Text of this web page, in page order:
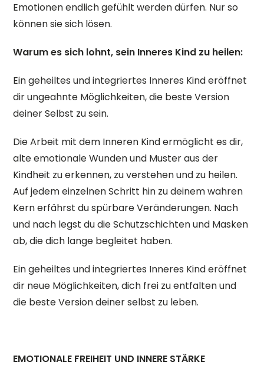
Emotionen endlich gefühlt werden dürfen. Nur so
können sie sich lösen.
Warum es sich lohnt, sein Inneres Kind zu heilen:
Ein geheiltes und integriertes Inneres Kind eröffnet
dir ungeahnte Möglichkeiten, die beste Version
deiner Selbst zu sein.
Die Arbeit mit dem Inneren Kind ermöglicht es dir,
alte emotionale Wunden und Muster aus der
Kindheit zu erkennen, zu verstehen und zu heilen.
Auf jedem einzelnen Schritt hin zu deinem wahren
Kern erfährst du spürbare Veränderungen. Nach
und nach legst du die Schutzschichten und Masken
ab, die dich lange begleitet haben.
Ein geheiltes und integriertes Inneres Kind eröffnet
dir neue Möglichkeiten, dich frei zu entfalten und
die beste Version deiner selbst zu leben.
EMOTIONALE FREIHEIT UND INNERE STÄRKE